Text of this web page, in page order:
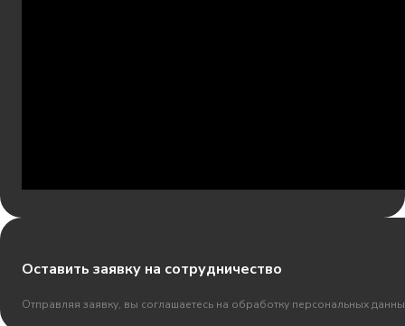
Оставить заявку на сотрудничество
Отправляя заявку, вы соглашаетесь на обработку персональных